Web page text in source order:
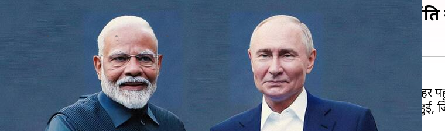
नरेंद्र मोदी ने पुतिन के सामने फिर उठाया यूक्रेन का मुद्दा, कहा-
भारत शर्मा Oct 22, 2024
नरेंद्र मोदीमंगलवार को 16वें BRICS शिखर सम्मेलन में भाग लेने के लिए रूस के कजान शहर
इस सम्मेलन में हिस्सा लेने से पहले प्रधानमंत्री मोदी और रूसी राष्ट्रपतिव्लादिमीर पुतिनकी मुलाकात हुई,
हाथ मिलाकर उन्हें लगे भी लगाया है।